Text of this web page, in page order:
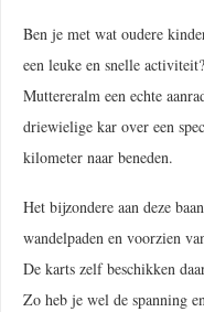
Ben je met wat oudere
een leuke en snelle
Muttereralm een echte
driewielige kar over een
kilometer naar beneden.
Het bijzondere aan deze
wandelpaden en voorzien
De karts zelf beschikken
Zo heb je wel de spanning